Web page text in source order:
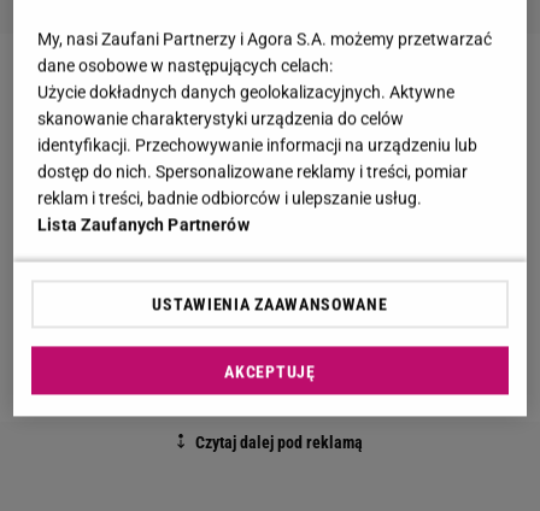
W drugiej odsłonie uwielbianego przez widzów
serialu"BrzydUla" obserwujemy dalsze losy Uli i
Marka Dobrzańskich. Niestety, ich małżeństwo
przeżywa kryzys. Najpierw w romans wdała się
Urszula, teraz przyszła kolej na Marka.
Zobacz wideo"Brzydula". Filip Bobek zdradza, czy
Marek wybaczy Uli. "Wydawało mi się, że tak, ale
scenarzyści dokonali zwrotu akcji"
My, nasi Zaufani Partnerzy i Agora S.A. możemy przetwarzać
dane osobowe w następujących celach:
Użycie dokładnych danych geolokalizacyjnych. Aktywne
skanowanie charakterystyki urządzenia do celów
identyfikacji. Przechowywanie informacji na urządzeniu lub
dostęp do nich. Spersonalizowane reklamy i treści, pomiar
reklam i treści, badnie odbiorców i ulepszanie usług.
Lista Zaufanych Partnerów
USTAWIENIA ZAAWANSOWANE
AKCEPTUJĘ